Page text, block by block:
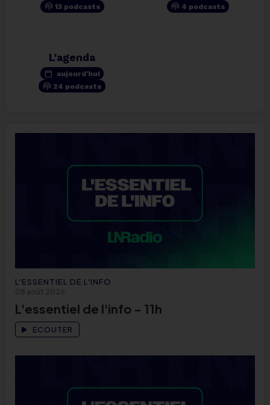
podcasts 13 podcasts podcasts 4 podcasts
L'agenda
calendar_today aujourd'hui
podcasts 24 podcasts
L'ESSENTIEL DE L'INFO
08 août 2026
L'essentiel de l'info - 11h
ECOUTER